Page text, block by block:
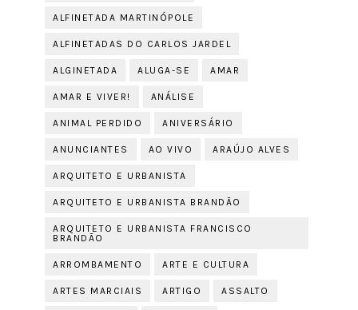
ALFINETADA MARTINÓPOLE
ALFINETADAS DO CARLOS JARDEL
ALGINETADA ALUGA-SE AMAR
AMAR E VIVER! ANÁLISE
ANIMAL PERDIDO ANIVERSÁRIO
ANUNCIANTES AO VIVO ARAÚJO ALVES
ARQUITETO E URBANISTA
ARQUITETO E URBANISTA BRANDÃO
ARQUITETO E URBANISTA FRANCISCO
BRANDÃO
ARROMBAMENTO ARTE E CULTURA
ARTES MARCIAIS ARTIGO ASSALTO